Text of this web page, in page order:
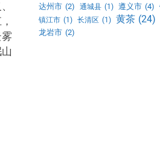
达州市 (2) 通城县 (1) 遵义市 (4)
镇江市 (1) 长清区 (1) 黄茶 (24)
龙岩市 (2)